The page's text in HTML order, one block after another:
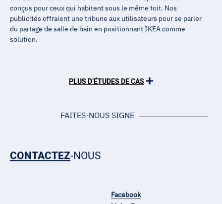
conçus pour ceux qui habitent sous le même toit. Nos
publicités offraient une tribune aux utilisateurs pour se parler
du partage de salle de bain en positionnant IKEA comme
solution.
PLUS D’ÉTUDES DE CAS
FAITES-NOUS SIGNE
CONTACTEZ-NOUS
Facebook